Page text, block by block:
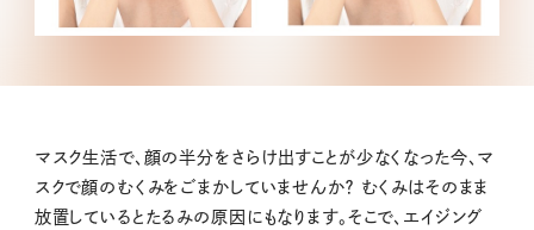
マスク生活で、顔の半分をさらけ出すことが少なくなった今、マ
スクで顔のむくみをごまかしていませんか？ むくみはそのまま
放置しているとたるみの原因にもなります。そこで、エイジング